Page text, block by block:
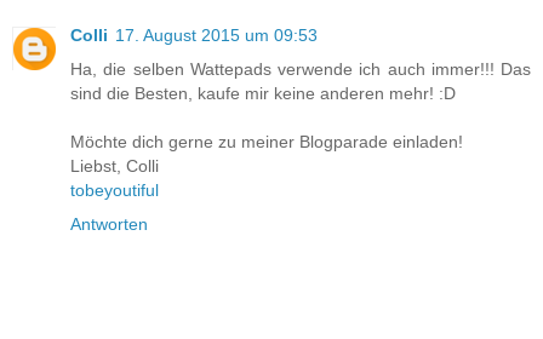
Colli 17. August 2015 um 09:53
Ha, die selben Wattepads verwende ich auch immer!!! Das
sind die Besten, kaufe mir keine anderen mehr! :D
Möchte dich gerne zu meiner Blogparade einladen!
Liebst, Colli
tobeyoutiful
Antworten